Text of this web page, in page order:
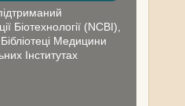
(NCBI),
Медицини
Інститутах